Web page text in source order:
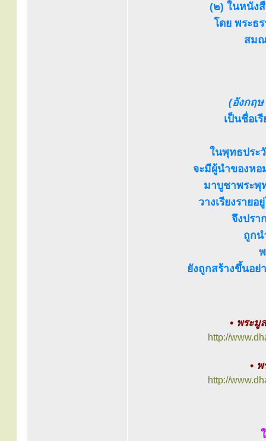
(๒) ในหนัง
โดย พระธ
สมณ
(อังกฤษ
เป็นชื่อเ
ในพุทธประ
จะมีผู้นำของหอ
มาบูชาพระพุ
วางเรียงราย
จึงปรา
ถูกน
ยังถูกสร้างขึ้นอย่
• พระ
http://
•
http://